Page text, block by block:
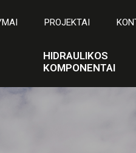
PROJEKTAI
HIDRAULIKOS
KOMPONENTAI